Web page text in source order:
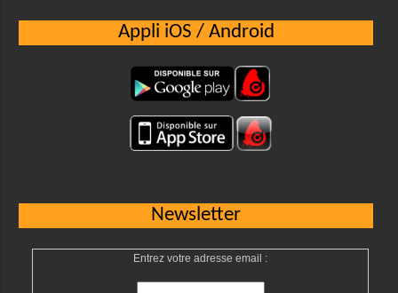
Appli iOS / Android
Newsletter
Entrez votre adresse email :